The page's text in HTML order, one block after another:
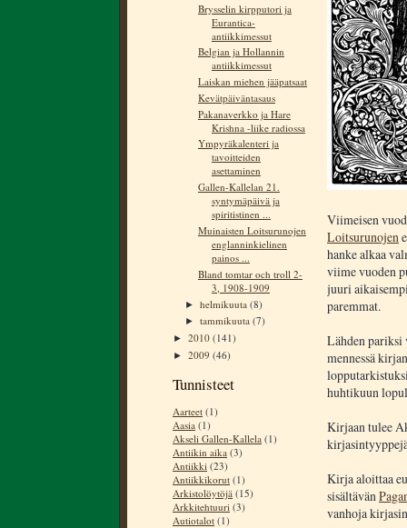
Brysselin kirpputori ja
Eurantica-
antiikkimessut
Belgian ja Hollannin
antiikkimessut
Laiskan miehen jääpatsaat
Kevätpäiväntasaus
Pakanaverkko ja Hare
Krishna -liike radiossa
Ympyräkalenteri ja
tavoitteiden
asettaminen
Gallen-Kallelan 21.
syntymäpäivä ja
spiritistinen ...
Muinaisten Loitsurunojen
englanninkielinen
painos ...
Bland tomtar och troll 2-
3, 1908-1909
►helmikuuta(8)
►tammikuuta(7)
► 2010 (141)
► 2009 (46)
Tunnisteet
Aarteet (1)
Aasia (1)
Akseli Gallen-Kallela (1)
Antiikin aika (3)
Antiikki (23)
Antiikkikorut (1)
Arkistolöytöjä (15)
Arkkitehtuuri (3)
Autiotalot (1)
Viimeisen
Loitsurunojen
hanke alkaa
viime vuoden
juuri
paremmat.
Lähden pariksi
mennessä
huhtikuun
Kirjaan tulee
Kirja aloittaa
sisältävän
vanhoja